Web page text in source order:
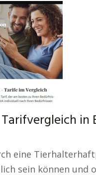
eine
sein können und